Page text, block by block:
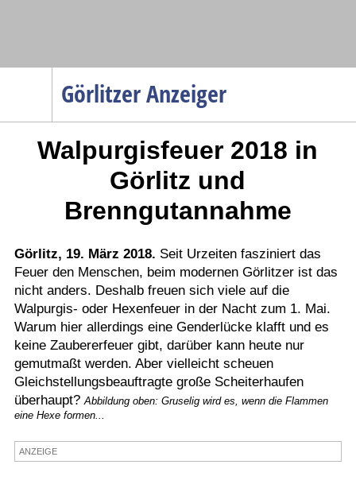
Görlitzer Anzeiger
Menüpunkte
Politik
Wirtschaft
Verkehr
Gesundheit
Kultur
Sport
Termine
Kostenlos
Walpurgisfeuer 2018 in
Görlitz und
Brenngutannahme
Görlitz, 19. März 2018. Seit Urzeiten fasziniert das
Feuer den Menschen, beim modernen Görlitzer ist das
nicht anders. Deshalb freuen sich viele auf die
Walpurgis- oder Hexenfeuer in der Nacht zum 1. Mai.
Warum hier allerdings eine Genderlücke klafft und es
keine Zaubererfeuer gibt, darüber kann heute nur
gemutmaßt werden. Aber vielleicht scheuen
Gleichstellungsbeauftragte große Scheiterhaufen
überhaupt?Abbildung oben: Gruselig wird es, wenn die Flammen
eine Hexe formen...
ANZEIGE